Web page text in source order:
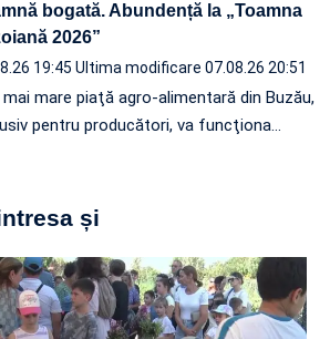
bogată. Abundență la „Toamna
2026”
19:45 Ultima modificare 07.08.26 20:51
mai mare piaţă agro-alimentară din Buzău,
pentru producători, va funcţiona…
și